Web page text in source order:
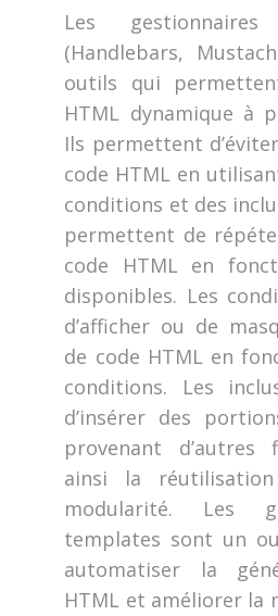
Les
(Handlebars,
outils qui
HTML dynamique à
Ils permettent
code HTML en
conditions et des
permettent de
code HTML en
disponibles. Les
d’afficher ou de
de code HTML en
conditions. Les
d’insérer des
provenant d’autres
ainsi la
modularité. Les
templates sont un
automatiser la
HTML et améliorer la